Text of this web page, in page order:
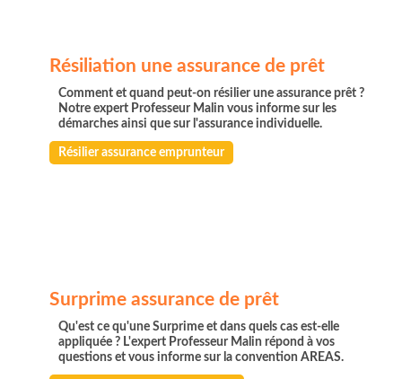
Résiliation une assurance de prêt
Comment et quand peut-on résilier une assurance prêt ?
Notre expert Professeur Malin vous informe sur les
démarches ainsi que sur l'assurance individuelle.
Résilier assurance emprunteur
Surprime assurance de prêt
Qu'est ce qu'une Surprime et dans quels cas est-elle
appliquée ? L'expert Professeur Malin répond à vos
questions et vous informe sur la convention AREAS.